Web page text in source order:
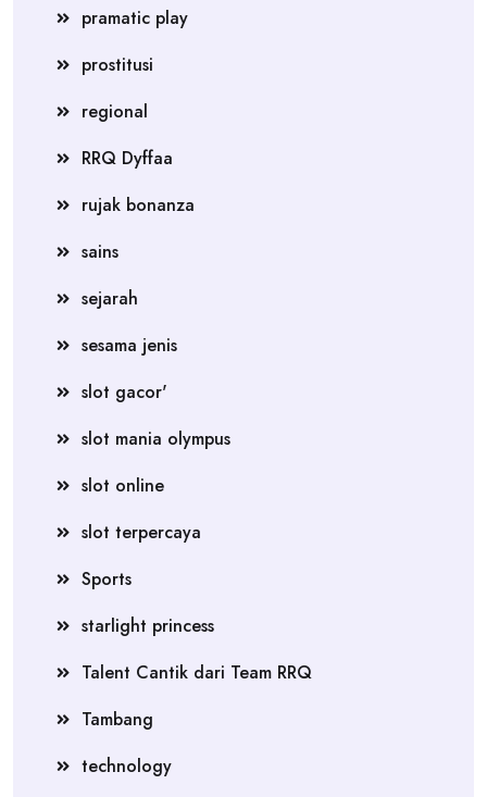
pramatic play
prostitusi
regional
RRQ Dyffaa
rujak bonanza
sains
sejarah
sesama jenis
slot gacor'
slot mania olympus
slot online
slot terpercaya
Sports
starlight princess
Talent Cantik dari Team RRQ
Tambang
technology